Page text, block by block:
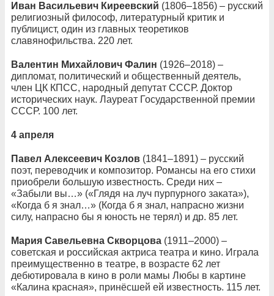
Иван Васильевич Киреевский (1806–1856) – русский
религиозный философ, литературный критик и
публицист, один из главных теоретиков
славянофильства. 220 лет.
Валентин Михайлович Фалин (1926–2018) –
дипломат, политический и общественный деятель,
член ЦК КПСС, народный депутат СССР. Доктор
исторических наук. Лауреат Государственной премии
СССР. 100 лет.
4 апреля
Павел Алексеевич Козлов (1841–1891) – русский
поэт, переводчик и композитор. Романсы на его стихи
приобрели большую известность. Среди них –
«Забыли вы…» («Глядя на луч пурпурного заката»),
«Когда б я знал…» (Когда б я знал, напрасно жизни
силу, напрасно бы я юность не терял) и др. 85 лет.
Мария Савельевна Скворцова (1911–2000) –
советская и российская актриса театра и кино. Играла
преимущественно в театре, в возрасте 62 лет
дебютировала в кино в роли мамы Любы в картине
«Калина красная», принёсшей ей известность. 115 лет.